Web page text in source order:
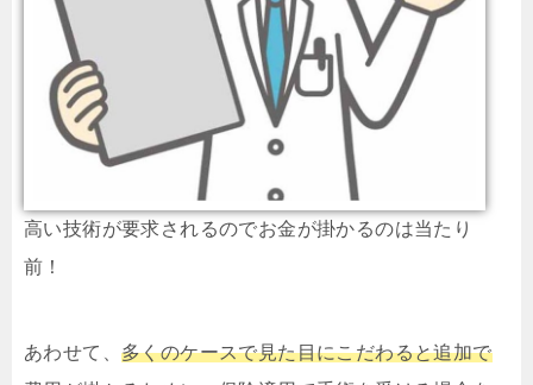
高い技術が要求されるのでお金が掛かるのは当たり
前！
あわせて、 多くのケースで見た目にこだわると追加で